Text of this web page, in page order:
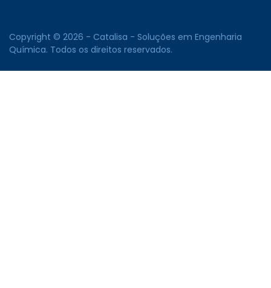
Copyright © 2026 - Catalisa - Soluções em Engenharia
Química. Todos os direitos reservados.